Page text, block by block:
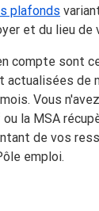
plafonds
et du lieu de
compte sont
actualisées de
Vous
la MSA
de vos
emploi.